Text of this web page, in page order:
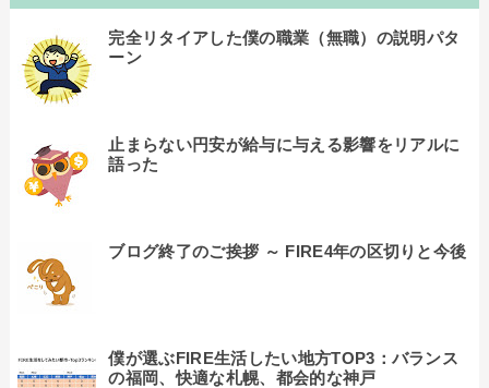
完全リタイアした僕の職業（無職）の説明パタ
ーン
止まらない円安が給与に与える影響をリアルに
語った
ブログ終了のご挨拶 ～ FIRE4年の区切りと今後
僕が選ぶFIRE生活したい地方TOP3：バランス
の福岡、快適な札幌、都会的な神戸